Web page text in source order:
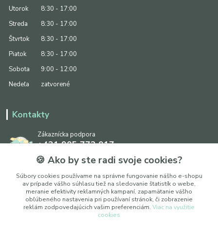
Utorok
8:30 - 17:00
Streda
8:30 - 17:00
Štvrtok
8:30 - 17:00
Piatok
8:30 - 17:00
Sobota
9:00 - 12:00
Nedeľa
zatvorené
Kontakty
Zákaznícka podpora
+421 905 773 017
(Po-Pia, 8:30 - 17:00, So: 9:00 - 12:00)
info@ipapier.sk
🍪 Ako by ste radi svoje cookies?
Súbory cookies používame na správne fungovanie nášho e-shopu
av prípade vášho súhlasu tiež na sledovanie štatistík o webe,
meranie efektivity reklamných kampaní, zapamätanie vášho
obľúbeného nastavenia pri používaní stránok, či zobrazenie
reklám zodpovedajúcich vašim preferenciám. Viac na využitie
cookies